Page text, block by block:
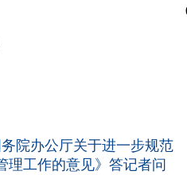
院办公厅关于进一步规范
理工作的意见》答记者问